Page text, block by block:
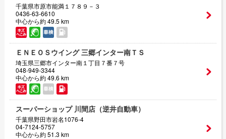
千葉県市原市能満１７８９－３
0436-63-6610
中心から約 49.5 km
ＥＮＥＯＳウイング 三郷インター南ＴＳ
埼玉県三郷市インター南１丁目７番７号
048-949-3344
中心から約 49.6 km
スーパーショップ 川間店（逆井自動車）
千葉県野田市岩名1076-4
04-7124-5757
中心から約 51.3 km